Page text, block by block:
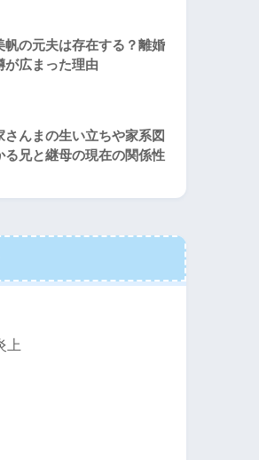
帆の元夫は存在する？離婚
が広まった理由
さんまの生い立ちや家系図
る兄と継母の現在の関係性
上